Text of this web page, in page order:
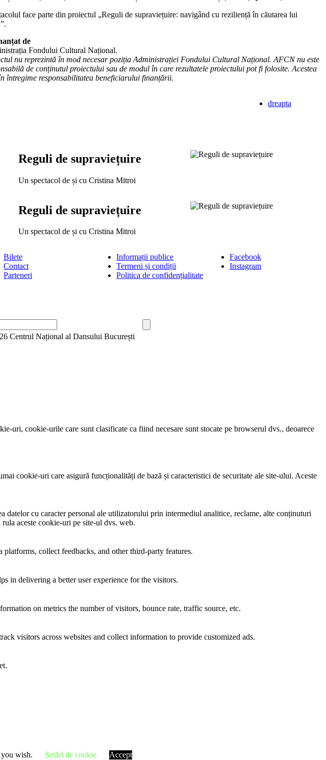
face parte din proiectul „Reguli de supraviețuire: navigând cu reziliență în căutarea lui
de
Fondului Cultural Național.
nu reprezintă în mod necesar poziția Administrației Fondului Cultural Național. AFCN nu este
de conținutul proiectului sau de modul în care rezultatele proiectului pot fi folosite. Acestea
întregime responsabilitatea beneficiarului finanțării.
dreapta
Reguli de supraviețuire
Un spectacol de și cu Cristina Mitroi
Reguli de supraviețuire
Un spectacol de și cu Cristina Mitroi
Bilete
Contact
Parteneri
Informații publice
Termeni și condiții
Politica de confidențialitate
Facebook
Instagram
Centrul Național al Dansului București
wish. Setări de cookie Accept
uri, cookie-urile care sunt clasificate ca fiind necesare sunt stocate pe browserul dvs., deoarece
cookie-uri care asigură funcționalități de bază și caracteristici de securitate ale site-ului. Aceste
cu caracter personal ale utilizatorului prin intermediul analitice, reclame, alte conținuturi
aceste cookie-uri pe site-ul dvs. web.
collect feedbacks, and other third-party features.
in delivering a better user experience for the visitors.
on metrics the number of visitors, bounce rate, traffic source, etc.
visitors across websites and collect information to provide customized ads.